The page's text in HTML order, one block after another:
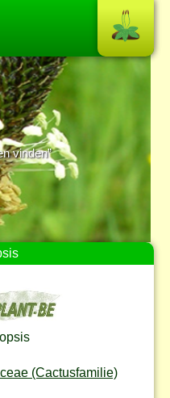
vinden”
(Cactusfamilie)